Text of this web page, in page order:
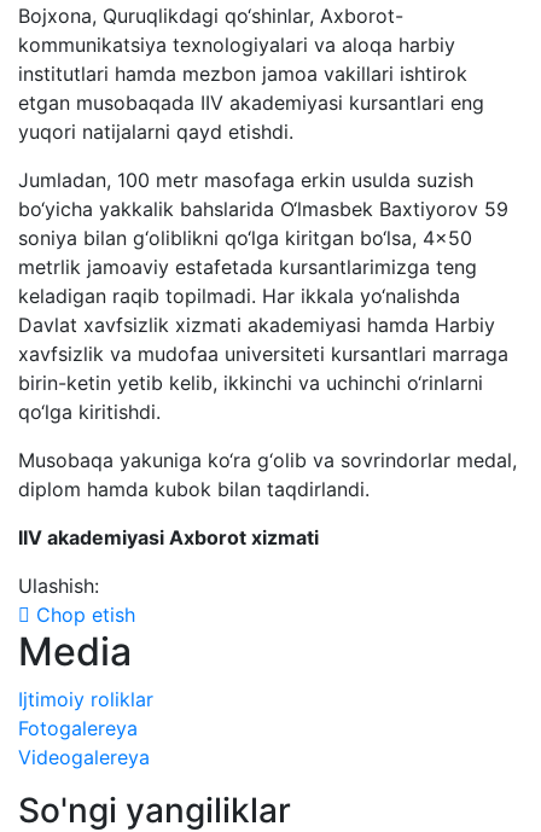
Bojxona, Quruqlikdagi qo‘shinlar, Axborot-
kommunikatsiya texnologiyalari va aloqa harbiy
institutlari hamda mezbon jamoa vakillari ishtirok
etgan musobaqada IIV akademiyasi kursantlari eng
yuqori natijalarni qayd etishdi.
Jumladan, 100 metr masofaga erkin usulda suzish
bo‘yicha yakkalik bahslarida O‘lmasbek Baxtiyorov 59
soniya bilan g‘oliblikni qo‘lga kiritgan bo‘lsa, 4x50
metrlik jamoaviy estafetada kursantlarimizga teng
keladigan raqib topilmadi. Har ikkala yo‘nalishda
Davlat xavfsizlik xizmati akademiyasi hamda Harbiy
xavfsizlik va mudofaa universiteti kursantlari marraga
birin-ketin yetib kelib, ikkinchi va uchinchi o‘rinlarni
qo‘lga kiritishdi.
Musobaqa yakuniga ko‘ra g‘olib va sovrindorlar medal,
diplom hamda kubok bilan taqdirlandi.
IIV akademiyasi Axborot xizmati
Ulashish:
Chop etish
Media
Ijtimoiy roliklar
Fotogalereya
Videogalereya
So'ngi yangiliklar